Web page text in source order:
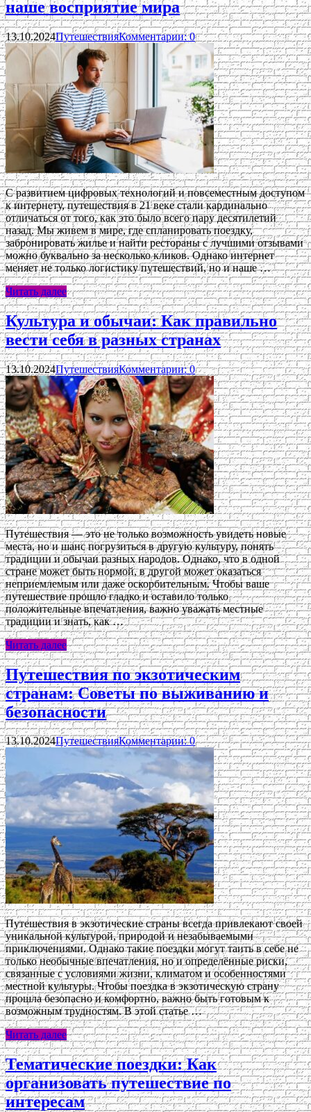
наше восприятие мира
13.10.2024ПутешествияКомментарии: 0
С развитием цифровых технологий и повсеместным доступом
к интернету, путешествия в 21 веке стали кардинально
отличаться от того, как это было всего пару десятилетий
назад. Мы живем в мире, где спланировать поездку,
забронировать жилье и найти рестораны с лучшими отзывами
можно буквально за несколько кликов. Однако интернет
меняет не только логистику путешествий, но и наше …
Читать далее
Культура и обычаи: Как правильно
вести себя в разных странах
13.10.2024ПутешествияКомментарии: 0
Путешествия — это не только возможность увидеть новые
места, но и шанс погрузиться в другую культуру, понять
традиции и обычаи разных народов. Однако, что в одной
стране может быть нормой, в другой может оказаться
неприемлемым или даже оскорбительным. Чтобы ваше
путешествие прошло гладко и оставило только
положительные впечатления, важно уважать местные
традиции и знать, как …
Читать далее
Путешествия по экзотическим
странам: Советы по выживанию и
безопасности
13.10.2024ПутешествияКомментарии: 0
Путешествия в экзотические страны всегда привлекают своей
уникальной культурой, природой и незабываемыми
приключениями. Однако такие поездки могут таить в себе не
только необычные впечатления, но и определённые риски,
связанные с условиями жизни, климатом и особенностями
местной культуры. Чтобы поездка в экзотическую страну
прошла безопасно и комфортно, важно быть готовым к
возможным трудностям. В этой статье …
Читать далее
Тематические поездки: Как
организовать путешествие по
интересам